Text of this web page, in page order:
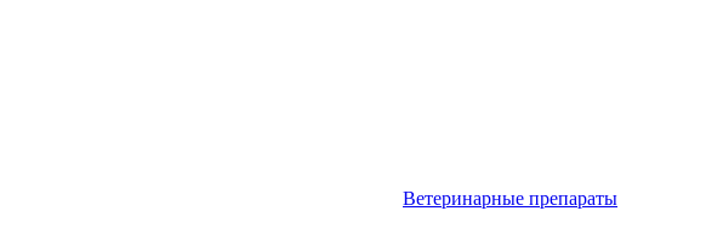
Ветеринарные препараты